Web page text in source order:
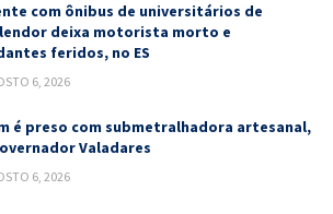
com ônibus de universitários de
deixa motorista morto e
feridos, no ES
6, 2026
é preso com submetralhadora artesanal,
Valadares
6, 2026